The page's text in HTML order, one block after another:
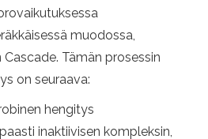
muodossa,
Tämän prosessin
on seuraava:
hengitys
inaktiivisen kompleksin,